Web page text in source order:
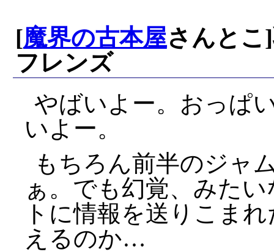
[魔界の古本屋さんとこ
フレンズ
やばいよー。おっぱ
いよー。
もちろん前半のジャ
ぁ。でも幻覚、みた
トに情報を送りこま
えるのか…